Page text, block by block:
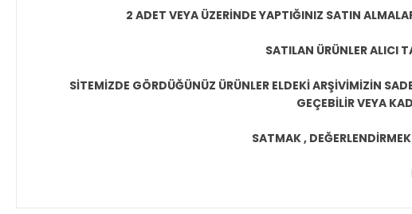
2 ADET VEYA ÜZERİNDE YAPTIĞINIZ SATIN
SATILAN ÜRÜNLER ALICI
SİTEMİZDE GÖRDÜĞÜNÜZ ÜRÜNLER ELDEKİ ARŞİVİMİZİN
GEÇEBİLİR VEYA
SATMAK ,